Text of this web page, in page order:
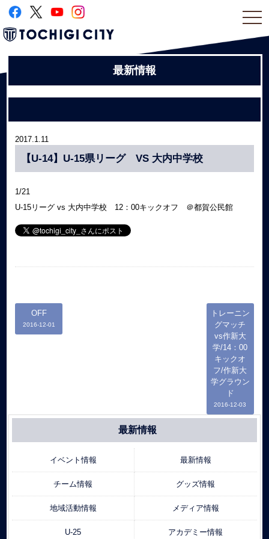
最新情報
2017.1.11
【U-14】U-15県リーグ VS 大内中学校
1/21
U-15リーグ vs 大内中学校 12：00キックオフ ＠都賀公民館
OFF
2016-12-01
トレーニン
グマッチ
vs作新大
学/14：00
キックオ
フ/作新大
学グラウン
ド
2016-12-03
最新情報
イベント情報 最新情報
チーム情報 グッズ情報
地域活動情報 メディア情報
U-25 アカデミー情報